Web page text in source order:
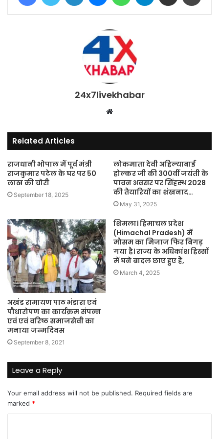
24x7livekhabar
Website
Related Articles
राजधानी भोपाल में पूर्व मंत्री
राजकुमार पटेल के घर पर 50
लाख की चोरी
September 18, 2025
लोकमाता देवी अहिल्याबाई
होल्कर जी की 300वीं जयंती के
पावन अवसर पर सिंहस्थ 2028
की तैयारियों का शंखनाद…
May 31, 2025
अखंड रामायण पाठ भंडारा एवं
पौधारोपण का कार्यक्रम संपन्न
एवं एवं वरिष्ठ समाजसेवी का
मनाया जन्मदिवस
September 8, 2021
शिमला। हिमाचल प्रदेश
(Himachal Pradesh) में
मौसम का मिजाज फिर बिगड़
गया है। राज्य के अधिकांश हिस्सों
में घने बादल छाए हुए हैं,
March 4, 2025
Leave a Reply
Your email address will not be published. Required fields are
marked *